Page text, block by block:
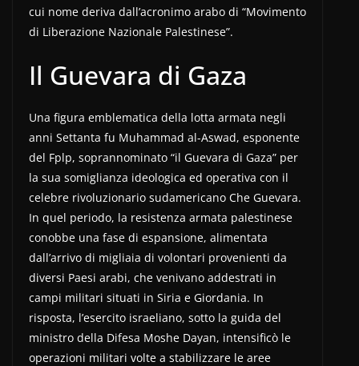
cui nome deriva dall’acronimo arabo di “Movimento
di Liberazione Nazionale Palestinese”.
Il Guevara di Gaza
Una figura emblematica della lotta armata negli
anni Settanta fu Muhammad al-Aswad, esponente
del Fplp, soprannominato “il Guevara di Gaza” per
la sua somiglianza ideologica ed operativa con il
celebre rivoluzionario sudamericano Che Guevara.
In quel periodo, la resistenza armata palestinese
conobbe una fase di espansione, alimentata
dall’arrivo di migliaia di volontari provenienti da
diversi Paesi arabi, che venivano addestrati in
campi militari situati in Siria e Giordania. In
risposta, l’esercito israeliano, sotto la guida del
ministro della Difesa Moshe Dayan, intensificò le
operazioni militari volte a stabilizzare le aree